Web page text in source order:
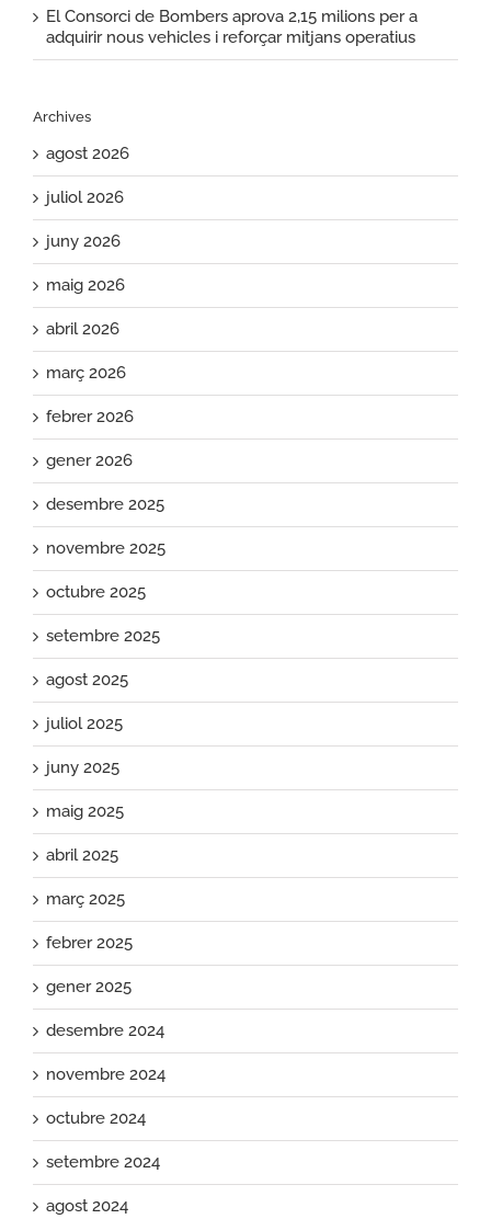
El Consorci de Bombers aprova 2,15 milions per a
adquirir nous vehicles i reforçar mitjans operatius
Archives
agost 2026
juliol 2026
juny 2026
maig 2026
abril 2026
març 2026
febrer 2026
gener 2026
desembre 2025
novembre 2025
octubre 2025
setembre 2025
agost 2025
juliol 2025
juny 2025
maig 2025
abril 2025
març 2025
febrer 2025
gener 2025
desembre 2024
novembre 2024
octubre 2024
setembre 2024
agost 2024